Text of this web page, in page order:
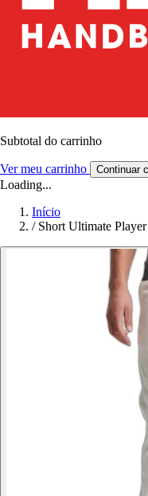
Subtotal do carrinho
Ver meu carrinho Continuar
Loading...
Início
/ Short Ultimate